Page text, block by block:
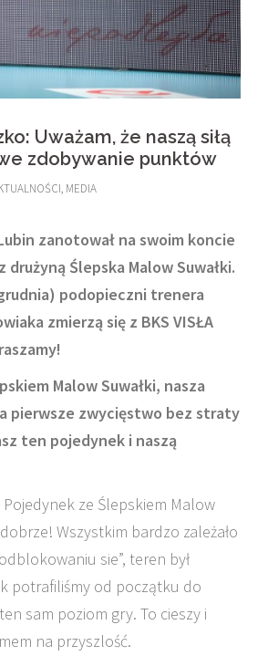
Uważam, że naszą siłą
zdobywanie punktów
, MEDIA
zanotował na swoim koncie
drużyną Ślepska Malow Suwałki.
podopieczni trenera
zmierzą się z BKS VISŁA
Malow Suwałki, nasza
pierwsze zwycięstwo bez straty
ten pojedynek i naszą
Pojedynek ze Ślepskiem Malow
Wszystkim bardzo zależało
sie”, teren był
potrafiliśmy od początku do
sam poziom gry. To cieszy i
na przyszlość.